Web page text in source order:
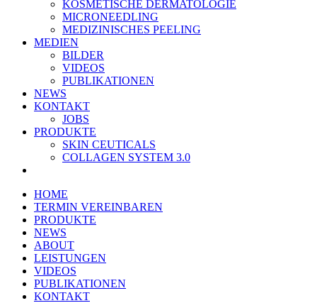
KOSMETISCHE DERMATOLOGIE
MICRONEEDLING
MEDIZINISCHES PEELING
MEDIEN
BILDER
VIDEOS
PUBLIKATIONEN
NEWS
KONTAKT
JOBS
PRODUKTE
SKIN CEUTICALS
COLLAGEN SYSTEM 3.0
HOME
TERMIN VEREINBAREN
PRODUKTE
NEWS
ABOUT
LEISTUNGEN
VIDEOS
PUBLIKATIONEN
KONTAKT